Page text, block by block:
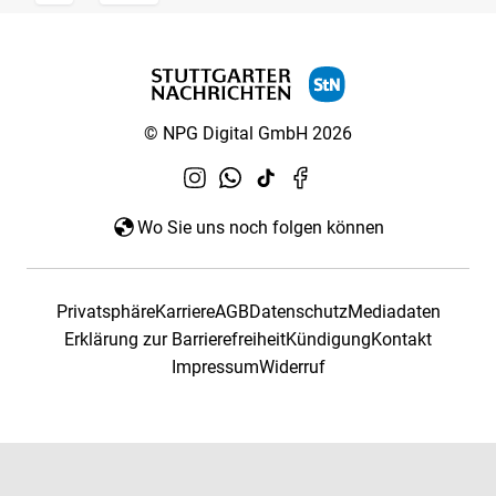
© NPG Digital GmbH 2026
Wo Sie uns noch folgen können
PrivatsphäreKarriereAGBDatenschutzMediadaten
Erklärung zur BarrierefreiheitKündigungKontakt
ImpressumWiderruf